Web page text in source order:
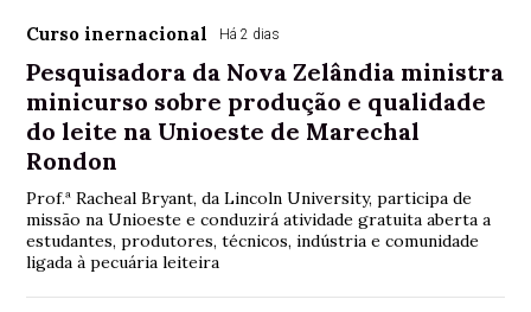
Curso inernacional Há 2 dias
Pesquisadora da Nova Zelândia ministra
minicurso sobre produção e qualidade
do leite na Unioeste de Marechal
Rondon
Prof.ª Racheal Bryant, da Lincoln University, participa de
missão na Unioeste e conduzirá atividade gratuita aberta a
estudantes, produtores, técnicos, indústria e comunidade
ligada à pecuária leiteira